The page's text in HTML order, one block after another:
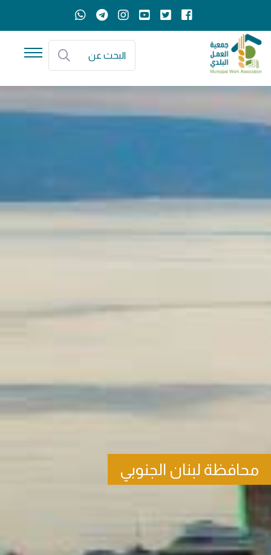
البحث عن
محافظة لبنان الجنوبي